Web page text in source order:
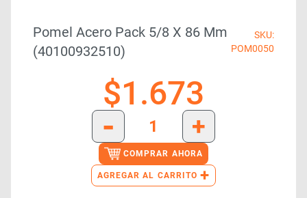
Pomel Acero Pack 5/8 X 86 Mm
(40100932510)
SKU:
POM0050
$1.673
-
+
COMPRAR AHORA
AGREGAR AL CARRITO +